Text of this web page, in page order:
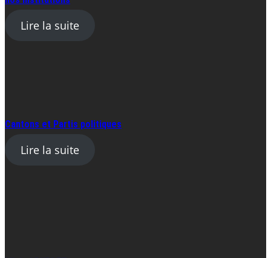
Lire la suite
Cantons et Partis politiques
Lire la suite